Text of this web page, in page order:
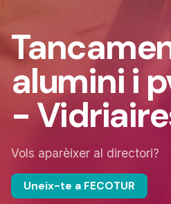
alumini i
-
Vols aparèixer al directori?
Uneix-te a FECOTUR